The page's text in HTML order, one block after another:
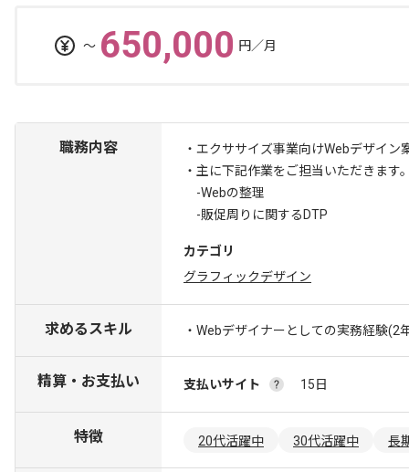
〜 650,000 円／月
職務内容
・エクササイズ事業向けWebデザイン
・主に下記作業をご担当いただきます
-Webの整理
-販促周りに関するDTP
カテゴリ
グラフィックデザイン
求めるスキル ・Webデザイナーとしての実務経験(2
精算・お支払い 支払いサイト 15日
特徴 20代活躍中 30代活躍中 長